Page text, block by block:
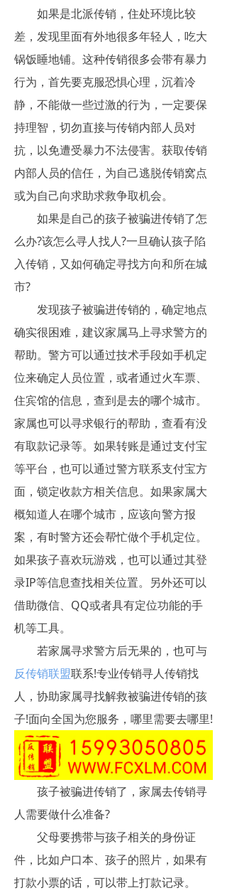
如果是北派传销，住处环境比较
差，发现里面有外地很多年轻人，吃大
锅饭睡地铺。这种传销很多会带有暴力
行为，首先要克服恐惧心理，沉着冷
静，不能做一些过激的行为，一定要保
持理智，切勿直接与传销内部人员对
抗，以免遭受暴力不法侵害。获取传销
内部人员的信任，为自己逃脱传销窝点
或为自己向求助求救争取机会。
如果是自己的孩子被骗进传销了怎
么办?该怎么寻人找人?一旦确认孩子陷
入传销，又如何确定寻找方向和所在城
市?
发现孩子被骗进传销的，确定地点
确实很困难，建议家属马上寻求警方的
帮助。警方可以通过技术手段如手机定
位来确定人员位置，或者通过火车票、
住宾馆的信息，查到是去的哪个城市。
家属也可以寻求银行的帮助，查看有没
有取款记录等。如果转账是通过支付宝
等平台，也可以通过警方联系支付宝方
面，锁定收款方相关信息。如果家属大
概知道人在哪个城市，应该向警方报
案，有时警方还会帮忙做个手机定位。
如果孩子喜欢玩游戏，也可以通过其登
录IP等信息查找相关位置。另外还可以
借助微信、QQ或者具有定位功能的手
机等工具。
若家属寻求警方后无果的，也可与
反传销联盟联系!专业传销寻人传销找
人，协助家属寻找解救被骗进传销的孩
子!面向全国为您服务，哪里需要去哪里!
孩子被骗进传销了，家属去传销寻
人需要做什么准备?
父母要携带与孩子相关的身份证
件，比如户口本、孩子的照片，如果有
打款小票的话，可以带上打款记录。